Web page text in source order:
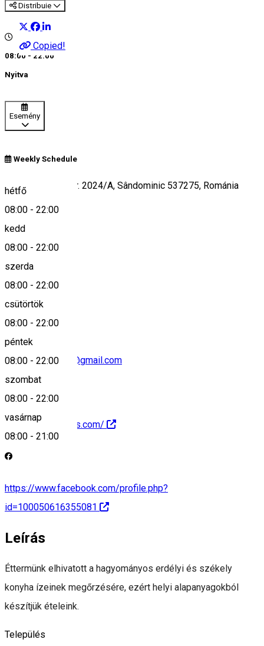
Distribuie
Copied!
08:00 - 22:00
Nyitva
Esemény
Weekly Schedule
hétfő
08:00 - 22:00
kedd
08:00 - 22:00
szerda
08:00 - 22:00
csütörtök
08:00 - 22:00
péntek
08:00 - 22:00
szombat
08:00 - 22:00
vasárnap
08:00 - 21:00
Strd. Principala, nr. 2024/A, Sândominic 537275, Románia
Keresd térképen
aranykakas2017@gmail.com
https://aranykakas.com/
https://www.facebook.com/profile.php?
id=100050616355081
Leírás
Éttermünk elhivatott a hagyományos erdélyi és székely
konyha ízeinek megőrzésére, ezért helyi alapanyagokból
készítjük ételeink.
Település